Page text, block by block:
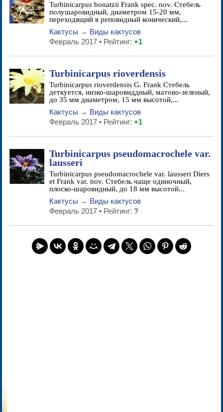
Turbinicarpus bonatzii Frank spec. nov. Стебель
полушаровидный, диаметром 15-20 мм,
переходящий в реповидный конический,...
Кактусы → Виды кактусов
Февраль 2017 • Рейтинг: +1
Turbinicarpus rioverdensis
Turbinicarpus rioverdensis G. Frank Стебель
деткуется, низко-шаровиддный, матово-зеленый,
до 35 мм диаметром, 15 мм высотой,...
Кактусы → Виды кактусов
Февраль 2017 • Рейтинг: +1
Turbinicarpus pseudomacrochele var.
lausseri
Turbinicarpus pseudomacrochele var. lausseri Diers
et Frank var. nov. Стебель чаще одиночный,
плоско-шаровидный, до 18 мм высотой...
Кактусы → Виды кактусов
Февраль 2017 • Рейтинг: ?